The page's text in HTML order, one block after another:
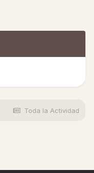
Toda la Actividad